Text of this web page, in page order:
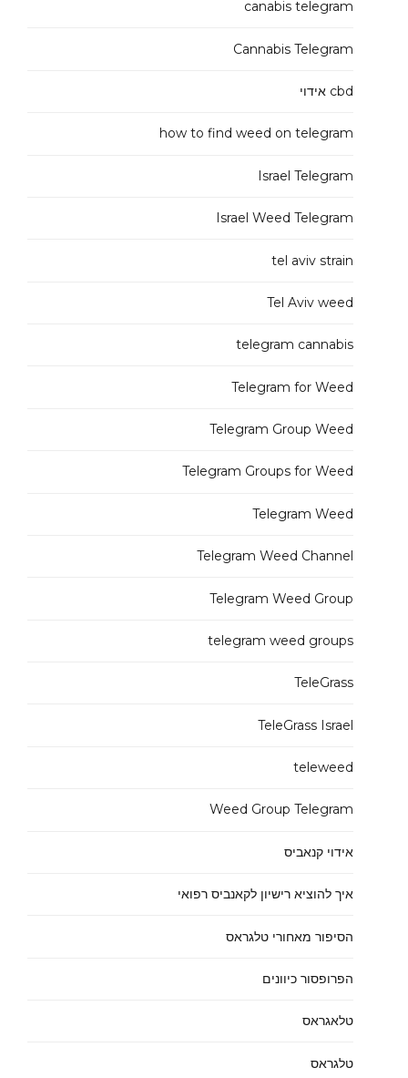
canabis telegram
Cannabis Telegram
cbd אידוי
how to find weed on telegram
Israel Telegram
Israel Weed Telegram
tel aviv strain
Tel Aviv weed
telegram cannabis
Telegram for Weed
Telegram Group Weed
Telegram Groups for Weed
Telegram Weed
Telegram Weed Channel
Telegram Weed Group
telegram weed groups
TeleGrass
TeleGrass Israel
teleweed
Weed Group Telegram
אידוי קנאביס
איך להוציא רישיון לקאנביס רפואי
הסיפור מאחורי טלגראס
הפרופסור כיוונים
טלאגראס
טלגראס